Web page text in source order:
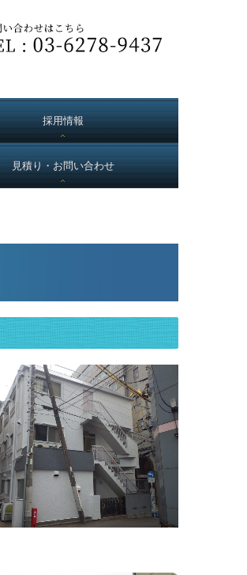
採用情報
見積り・お問い合わせ